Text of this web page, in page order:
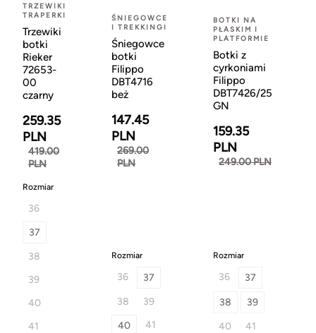
TRZEWIKI
TRAPERKI
Trzewiki
botki
Rieker
72653-
00
czarny
259.35
PLN
419.00
PLN
Rozmiar
36
37
38
39
40
41
ŚNIEGOWCE
I TREKKINGI
Śniegowce
botki
Filippo
DBT4716
beż
147.45
PLN
269.00
PLN
Rozmiar
36
37
38
39
40
41
BOTKI NA
PŁASKIM I
PLATFORMIE
Botki z
cyrkoniami
Filippo
DBT7426/25
GN
159.35
PLN
249.00 PLN
Rozmiar
36 37
38
39
40
41